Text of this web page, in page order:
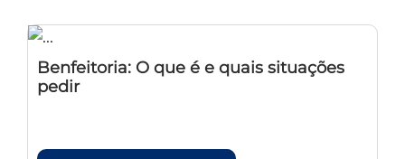
Benfeitoria: O que é e quais situações
pedir